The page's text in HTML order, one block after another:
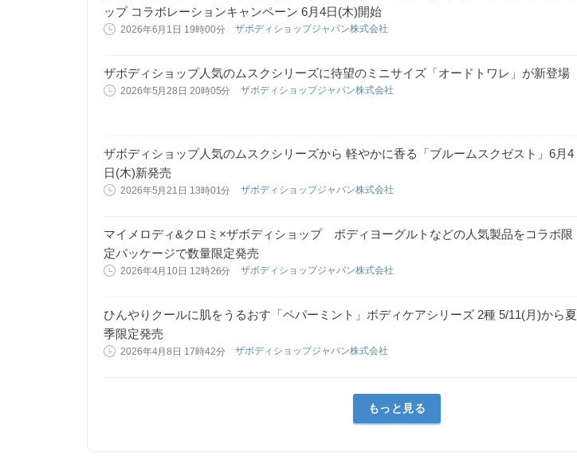
ップ コラボレーションキャンペーン 6月4日(木)開始
2026年6月1日 19時00分 ザボディショップジャパン株式会社
ザボディショップ人気のムスクシリーズに待望のミニサイズ「オードトワレ」が新登場
2026年5月28日 20時05分 ザボディショップジャパン株式会社
ザボディショップ人気のムスクシリーズから 軽やかに香る「ブルームスクゼスト」6月4
日(木)新発売
2026年5月21日 13時01分 ザボディショップジャパン株式会社
マイメロディ&クロミ×ザボディショップ ボディヨーグルトなどの人気製品をコラボ限
定パッケージで数量限定発売
2026年4月10日 12時26分 ザボディショップジャパン株式会社
ひんやりクールに肌をうるおす「ペパーミント」ボディケアシリーズ 2種 5/11(月)から夏
季限定発売
2026年4月8日 17時42分 ザボディショップジャパン株式会社
もっと見る